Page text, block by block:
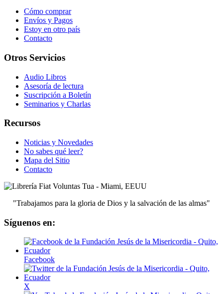
Cómo comprar
Envíos y Pagos
Estoy en otro país
Contacto
Otros Servicios
Audio Libros
Asesoría de lectura
Suscripción a Boletín
Seminarios y Charlas
Recursos
Noticias y Novedades
No sabes qué leer?
Mapa del Sitio
Contacto
"Trabajamos para la gloria de Dios y la salvación de las almas"
Síguenos en:
Facebook
X